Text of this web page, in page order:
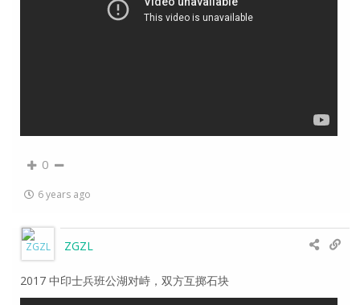
0
6 years ago
ZGZL
2017 中印士兵班公湖对峙，双方互掷石块